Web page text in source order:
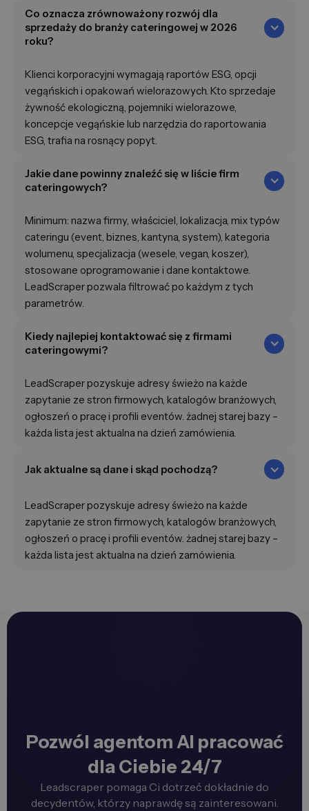
Co oznacza zrównoważony rozwój dla
sprzedaży do branży cateringowej w 2026
roku?
Klienci korporacyjni wymagają raportów ESG, opcji
vegąńskich i opakowań wielorazowych. Kto sprzedaje
żywność ekologiczną, pojemniki wielorazowe,
koncepcje vegąńskie lub narzędzia do raportowania
ESG, trafia na rosnący popyt.
Jakie dane powinny znaleźć się w liście firm
cateringowych?
Minimum: nazwa firmy, właściciel, lokalizacja, mix typów
cateringu (event, biznes, kantyna, system), kategoria
wolumenu, specjalizacja (wesele, vegan, koszer),
stosowane oprogramowanie i dane kontaktowe.
LeadScraper pozwala filtrować po każdym z tych
parametrów.
Kiedy najlepiej kontaktować się z firmami
cateringowymi?
LeadScraper pozyskuje adresy świeżo na każde
zapytanie ze stron firmowych, katalogów branżowych,
ogłoszeń o pracę i profili eventów. żadnej starej bazy –
każda lista jest aktualna na dzień zamówienia.
Jak aktualne są dane i skąd pochodzą?
LeadScraper pozyskuje adresy świeżo na każde
zapytanie ze stron firmowych, katalogów branżowych,
ogłoszeń o pracę i profili eventów. żadnej starej bazy –
każda lista jest aktualna na dzień zamówienia.
Pozwól agentom AI pracować
dla Ciebie 24/7
Leadscraper pomaga Ci dotrzeć dokładnie do
decydentów, którzy naprawdę są zainteresowani.